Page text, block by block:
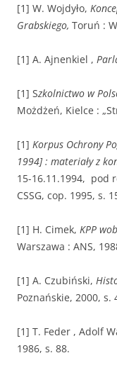
[1] W. Wojdyło,
Grabskiego, Toruń :
[1] A. Ajnenkiel ,
[1] Szkolnictwo w
Możdżeń, Kielce :
[1] Korpus Ochrony
1994] : materiały z
15-16.11.1994, pod
CSSG, cop. 1995, s.
[1] H. Cimek, KPP
Warszawa : ANS,
[1] A. Czubiński,
Poznańskie, 2000, s.
[1] T. Feder , Adolf
1986, s. 88.